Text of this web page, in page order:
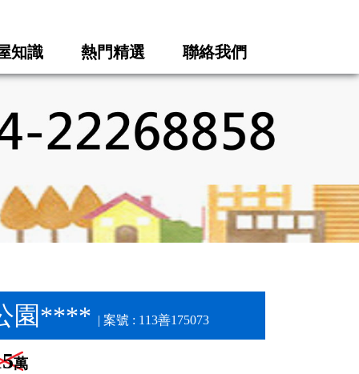
知識 熱門精選 聯絡我們
園**** | 案號 : 113善175073
萬